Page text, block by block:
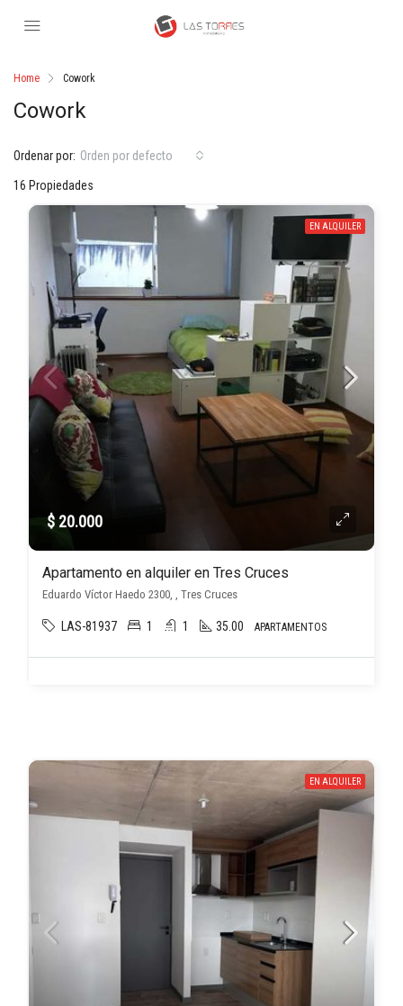
Home Cowork
Cowork
16 Propiedades
Ordenar por: Orden por defecto
EN ALQUILER
$ 20.000
Apartamento en alquiler en Tres Cruces
Eduardo Víctor Haedo 2300, , Tres Cruces
LAS-81937 1 1 35.00 APARTAMENTOS
EN ALQUILER